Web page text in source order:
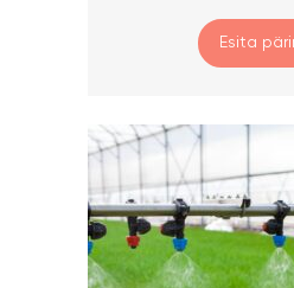
Esita